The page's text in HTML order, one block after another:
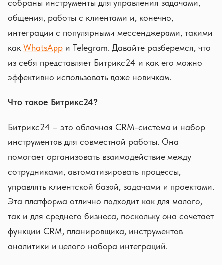
собраны инструменты для управления задачами,
общения, работы с клиентами и, конечно,
интеграции с популярными мессенджерами, такими
как WhatsApp и Telegram. Давайте разберемся, что
из себя представляет Битрикс24 и как его можно
эффективно использовать даже новичкам.
Что такое Битрикс24?
Битрикс24 – это облачная CRM-система и набор
инструментов для совместной работы. Она
помогает организовать взаимодействие между
сотрудниками, автоматизировать процессы,
управлять клиентской базой, задачами и проектами.
Эта платформа отлично подходит как для малого,
так и для среднего бизнеса, поскольку она сочетает
функции CRM, планировщика, инструментов
аналитики и целого набора интеграций.